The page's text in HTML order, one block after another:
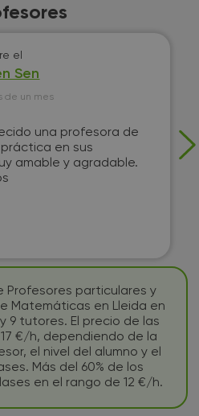
el
Sen
de un mes
una profesora de
práctica en sus
amable y agradable.
Profesores particulares y
Matemáticas en Lleida en
9 tutores. El precio de las
€/h, dependiendo de la
el nivel del alumno y el
Más del 60% de los
en el rango de 12 €/h.